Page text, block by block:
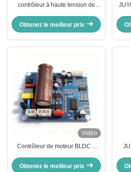
contrôleur à haute tension de
sans brosse rond de C.C 150W
Obtenez le meilleur prix
Vidéo
Contrôleur de moteur BLDC à
IC 80V220V Sensorless
Obtenez le meilleur prix